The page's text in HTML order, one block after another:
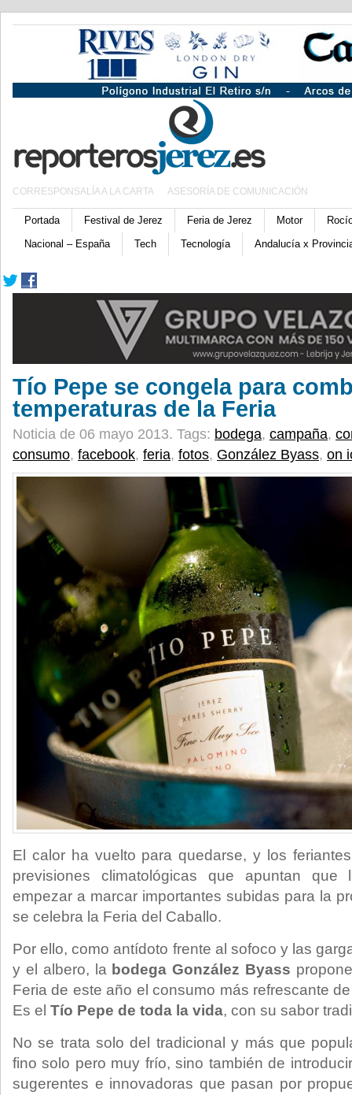
CORRESPONSALÍA A LA CARTA ASESORÍA DE COMUNICACIÓN
Portada Festival de Jerez Feria de Jerez Motor
Nacional – España
Tech Tecnología Andalucía x
Tío Pepe se congela para
temperaturas de la Feria
Noticia de 06 mayo 2013. Tags: bodega, campaña,
consumo, facebook, feria, fotos, González Byass, on
El calor ha vuelto para quedarse, y los
previsiones climatológicas que apuntan
empezar a marcar importantes subidas para la
se celebra la Feria del Caballo.
Por ello, como antídoto frente al sofoco y las
y el albero, la bodega González Byass
Feria de este año el consumo más refrescante
Es el Tío Pepe de toda la vida, con su sabor
No se trata solo del tradicional y más que
fino solo pero muy frío, sino también de
sugerentes e innovadoras que pasan por